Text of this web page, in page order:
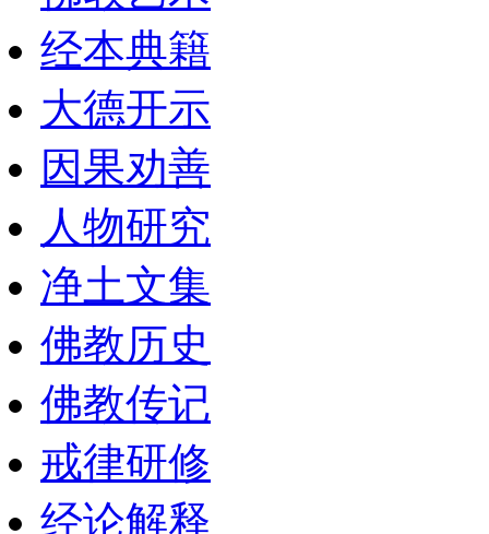
经本典籍
大德开示
因果劝善
人物研究
净土文集
佛教历史
佛教传记
戒律研修
经论解释